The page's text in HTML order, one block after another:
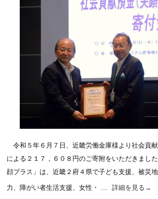
令和５年６月７日、近畿労働金庫様より社会貢献
による２１７，６０８円のご寄附をいただきまし
顔プラス」は、近畿２府４県で子ども支援、被災
力、障がい者生活支援、女性・ … 詳細を見る →